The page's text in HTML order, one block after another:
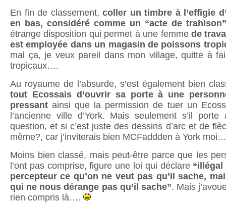
En fin de classement, coller un timbre à l’effigie
en bas, considéré comme un “acte de trahison”
étrange disposition qui permet à une femme de
est employée dans un magasin de poissons
mal ça, je veux pareil dans mon village, quitte à
tropicaux….
Au royaume de l’absurde, s’est également bien
tout Ecossais d’ouvrir sa porte à une
pressant ainsi que la permission de tuer un
l’ancienne ville d’York. Mais seulement s’il
question, et si c’est juste des dessins d’arc et de
même?, car j’inviterais bien MCFaddden à York
Moins bien classé, mais peut-être parce que les
l’ont pas comprise, figure une loi qui déclare
percepteur ce qu’on ne veut pas qu’il sache,
qui ne nous dérange pas qu’il sache”. Mais
rien compris là….